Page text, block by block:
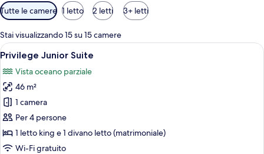
Filtri
disponibili
per
le
camere
Tutte le camere 1 letto 2 letti 3+ letti
Stai visualizzando 15 su 15 camere
Apri
tutte
le
foto
per
Privilege
Junior
Suite
Una camera d'albergo moderna con
5
Privilege Junior Suite
Vista oceano parziale
46 m²
1 camera
Per 4 persone
1 letto king e 1 divano letto (matrimoniale)
Wi-Fi gratuito